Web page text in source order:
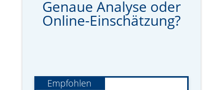
Genaue Analyse oder
Online-Einschätzung?
Empfohlen